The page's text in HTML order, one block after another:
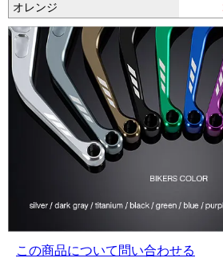
オレンジ
この商品について問い合わせる